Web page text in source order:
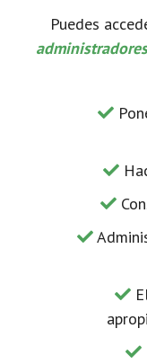
Puedes
administradores